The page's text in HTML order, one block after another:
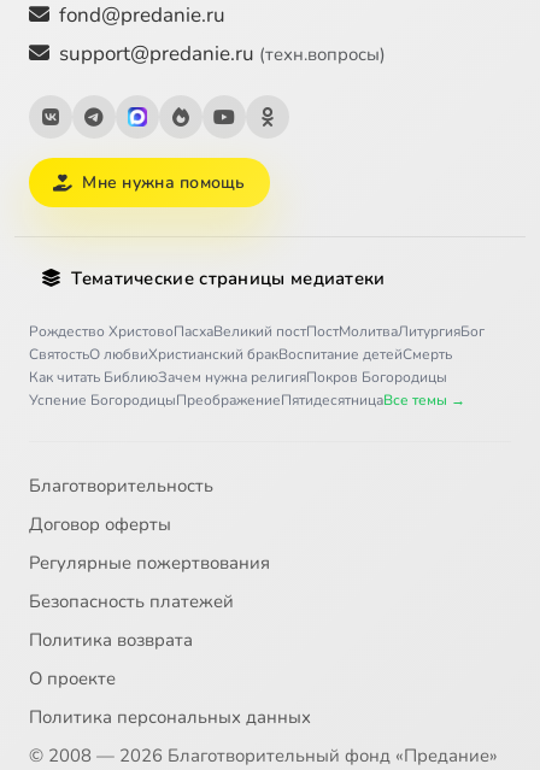
fond@predanie.ru
support@predanie.ru (техн.вопросы)
Мне нужна помощь
Тематические страницы медиатеки
Рождество ХристовоПасхаВеликий постПостМолитваЛитургияБог
СвятостьО любвиХристианский бракВоспитание детейСмерть
Как читать БиблиюЗачем нужна религияПокров Богородицы
Успение БогородицыПреображениеПятидесятницаВсе темы →
Благотворительность
Договор оферты
Регулярные пожертвования
Безопасность платежей
Политика возврата
О проекте
Политика персональных данных
© 2008 — 2026 Благотворительный фонд «Предание»